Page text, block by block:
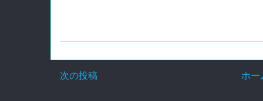
次の投稿 ホー